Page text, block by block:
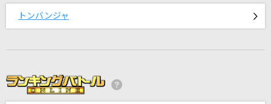
[生音]クリスマスソング
back number
愛くださいませ
残機
トンバンジャ